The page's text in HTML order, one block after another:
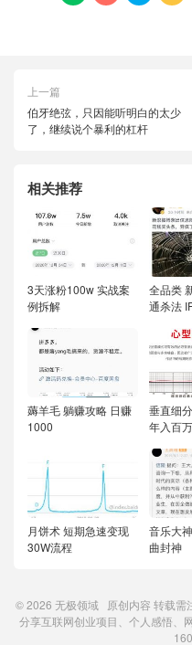
上一篇
伯牙绝弦，只因能听明白的太少
了，继续说个暴利的杠杆
相关推荐
3天涨粉100w 实战案
例拆解
全品类
通杀法
薅羊毛 躺赚攻略 日赚
1000
垂直细
年入百
月饼术 短期急速变现
30W流程
音乐大
曲封神
© 2026 无极领域 原创内容 转载需
分享互联网创业项目、个人感悟、